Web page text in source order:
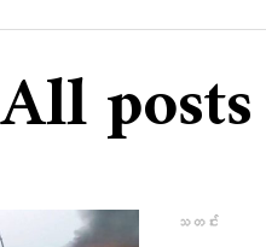
All
သတင်း